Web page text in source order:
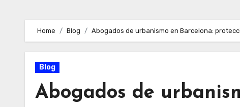
Home Blog Abogados de urbanismo en Barcelona:
Blog
Abogados de